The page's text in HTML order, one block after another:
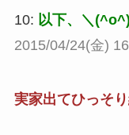
10: 以下、＼
2015/04/24(金)
実家出てひっそ